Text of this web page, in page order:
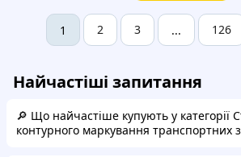
1 2 3 ... 126
Найчастіші запитання
🔎 Що найчастіше купують у категорії
контурного маркування транспортних